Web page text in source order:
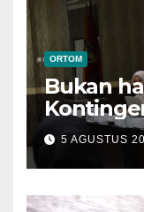
ORTOM
Bukan
Kalbar
di
5 AGUSTUS